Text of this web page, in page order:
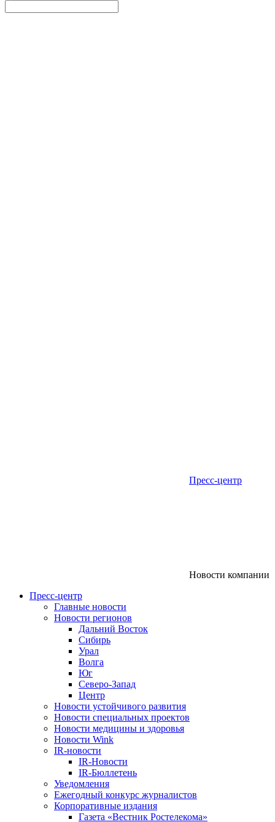
Пресс-центр
Новости компании
Пресс-центр
Главные новости
Новости регионов
Дальний Восток
Сибирь
Урал
Волга
Юг
Северо-Запад
Центр
Новости устойчивого развития
Новости специальных проектов
Новости медицины и здоровья
Новости Wink
IR-новости
IR-Новости
IR-Бюллетень
Уведомления
Ежегодный конкурс журналистов
Корпоративные издания
Газета «Вестник Ростелекома»